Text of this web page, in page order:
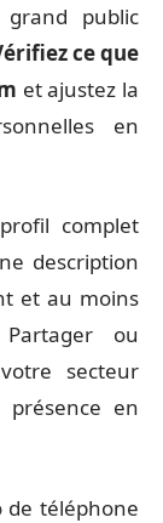
public
ce que
et ajustez la
en
complet
description
et au moins
Partager ou
secteur
en
téléphone